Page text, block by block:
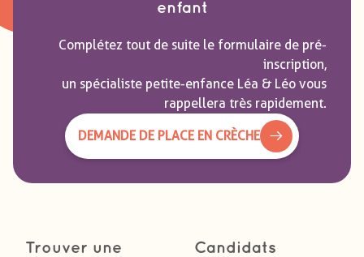
enfant
Complétez tout de suite le formulaire de pré-
inscription,
un spécialiste petite-enfance Léa & Léo vous
rappellera très rapidement.
DEMANDE DE PLACE EN CRÈCHE
Trouver une
Candidats